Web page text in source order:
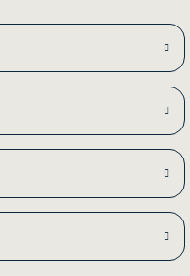
ulaştı. Jack russell köpeğim
onuda hemen çözdüler